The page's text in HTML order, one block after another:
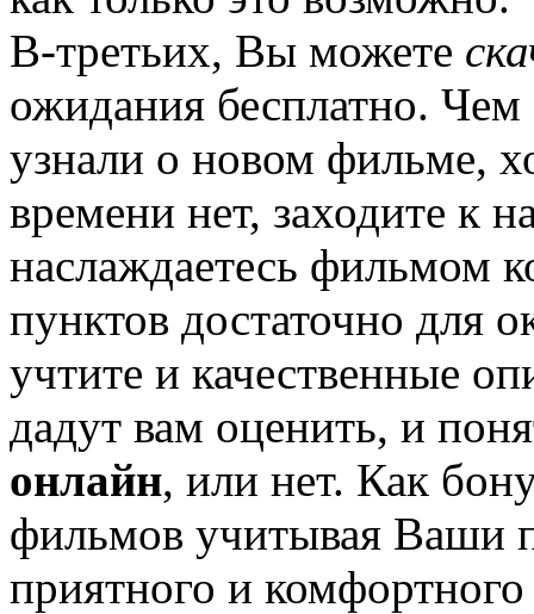
В-третьих, Вы можете
ожидания бесплатно.
узнали о новом фильме,
времени нет, заходите к
наслаждаетесь фильмом
пунктов достаточно для
учтите и качественные
дадут вам оценить, и
онлайн, или нет. Как
фильмов учитывая Ваши
приятного и